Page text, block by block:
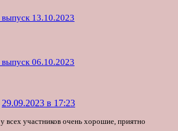
13.10.2023
06.10.2023
29.09.2023 в 17:23
всех участников очень хорошие, приятно